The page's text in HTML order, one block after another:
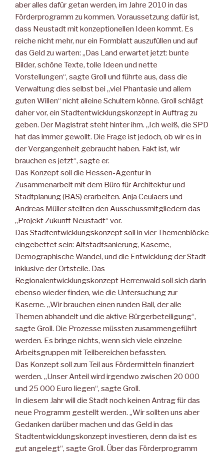
aber alles dafür getan werden, im Jahre 2010 in das
Förderprogramm zu kommen. Voraussetzung dafür ist,
dass Neustadt mit konzeptionellen Ideen kommt. Es
reiche nicht mehr, nur ein Formblatt auszufüllen und auf
das Geld zu warten: „Das Land erwartet jetzt: bunte
Bilder, schöne Texte, tolle Ideen und nette
Vorstellungen“, sagte Groll und führte aus, dass die
Verwaltung dies selbst bei „viel Phantasie und allem
guten Willen“ nicht alleine Schultern könne. Groll schlägt
daher vor, ein Stadtentwicklungskonzept in Auftrag zu
geben. Der Magistrat steht hinter ihm. „Ich weiß, die SPD
hat das immer gewollt. Die Frage ist jedoch, ob wir es in
der Vergangenheit gebraucht haben. Fakt ist, wir
brauchen es jetzt“, sagte er.
Das Konzept soll die Hessen-Agentur in
Zusammenarbeit mit dem Büro für Architektur und
Stadtplanung (BAS) erarbeiten. Anja Ceulaers und
Andreas Müller stellten den Ausschussmitgliedern das
„Projekt Zukunft Neustadt“ vor.
Das Stadtentwicklungskonzept soll in vier Themenblöcke
eingebettet sein: Altstadtsanierung, Kaserne,
Demographische Wandel, und die Entwicklung der Stadt
inklusive der Ortsteile. Das
Regionalentwicklungskonzept Herrenwald soll sich darin
ebenso wieder finden, wie die Untersuchung zur
Kaserne. „Wir brauchen einen runden Ball, der alle
Themen abhandelt und die aktive Bürgerbeteiligung“,
sagte Groll. Die Prozesse müssten zusammengeführt
werden. Es bringe nichts, wenn sich viele einzelne
Arbeitsgruppen mit Teilbereichen befassten.
Das Konzept soll zum Teil aus Fördermitteln finanziert
werden. „Unser Anteil wird irgendwo zwischen 20 000
und 25 000 Euro liegen“, sagte Groll.
In diesem Jahr will die Stadt noch keinen Antrag für das
neue Programm gestellt werden. „Wir sollten uns aber
Gedanken darüber machen und das Geld in das
Stadtentwicklungskonzept investieren, denn da ist es
gut angelegt“, sagte Groll. Über das Förderprogramm